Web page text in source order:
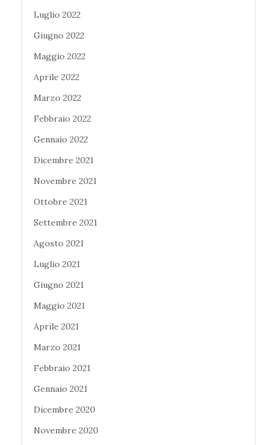
Luglio 2022
Giugno 2022
Maggio 2022
Aprile 2022
Marzo 2022
Febbraio 2022
Gennaio 2022
Dicembre 2021
Novembre 2021
Ottobre 2021
Settembre 2021
Agosto 2021
Luglio 2021
Giugno 2021
Maggio 2021
Aprile 2021
Marzo 2021
Febbraio 2021
Gennaio 2021
Dicembre 2020
Novembre 2020